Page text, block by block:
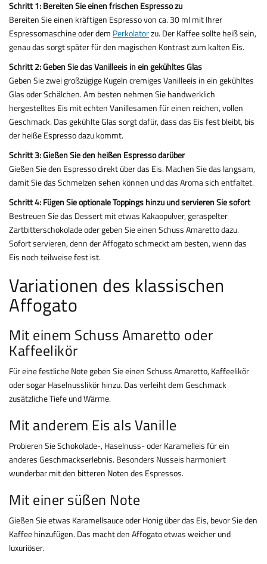
Schritt 1: Bereiten Sie einen frischen Espresso zu
Bereiten Sie einen kräftigen Espresso von ca. 30 ml mit Ihrer
Espressomaschine oder dem Perkolatorzu. Der Kaffee sollte heiß sein,
genau das sorgt später für den magischen Kontrast zum kalten Eis.
Schritt 2: Geben Sie das Vanilleeis in ein gekühltes Glas
Geben Sie zwei großzügige Kugeln cremiges Vanilleeis in ein gekühltes
Glas oder Schälchen. Am besten nehmen Sie handwerklich
hergestelltes Eis mit echten Vanillesamen für einen reichen, vollen
Geschmack. Das gekühlte Glas sorgt dafür, dass das Eis fest bleibt, bis
der heiße Espresso dazu kommt.
Schritt 3: Gießen Sie den heißen Espresso darüber
Gießen Sie den Espresso direkt über das Eis. Machen Sie das langsam,
damit Sie das Schmelzen sehen können und das Aroma sich entfaltet.
Schritt 4: Fügen Sie optionale Toppings hinzu und servieren Sie sofort
Bestreuen Sie das Dessert mit etwas Kakaopulver, geraspelter
Zartbitterschokolade oder geben Sie einen Schuss Amaretto dazu.
Sofort servieren, denn der Affogato schmeckt am besten, wenn das
Eis noch teilweise fest ist.
Variationen des klassischen
Affogato
Mit einem Schuss Amaretto oder
Kaffeelikör
Für eine festliche Note geben Sie einen Schuss Amaretto, Kaffeelikör
oder sogar Haselnusslikör hinzu. Das verleiht dem Geschmack
zusätzliche Tiefe und Wärme.
Mit anderem Eis als Vanille
Probieren Sie Schokolade-, Haselnuss- oder Karamelleis für ein
anderes Geschmackserlebnis. Besonders Nusseis harmoniert
wunderbar mit den bitteren Noten des Espressos.
Mit einer süßen Note
Gießen Sie etwas Karamellsauce oder Honig über das Eis, bevor Sie den
Kaffee hinzufügen. Das macht den Affogato etwas weicher und
luxuriöser.